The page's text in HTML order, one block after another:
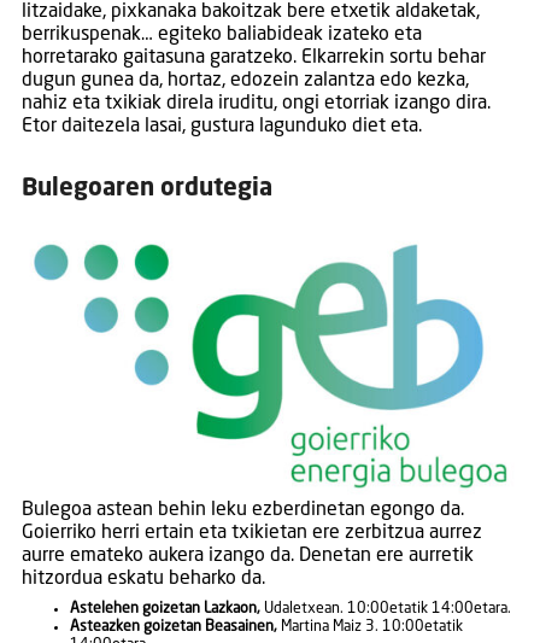
litzaidake, pixkanaka bakoitzak bere etxetik aldaketak,
berrikuspenak… egiteko baliabideak izateko eta
horretarako gaitasuna garatzeko. Elkarrekin sortu behar
dugun gunea da, hortaz, edozein zalantza edo kezka,
nahiz eta txikiak direla iruditu, ongi etorriak izango dira.
Etor daitezela lasai, gustura lagunduko diet eta.
Bulegoaren ordutegia
Bulegoa astean behin leku ezberdinetan egongo da.
Goierriko herri ertain eta txikietan ere zerbitzua aurrez
aurre emateko aukera izango da. Denetan ere aurretik
hitzordua eskatu beharko da.
Astelehen goizetan Lazkaon,Udaletxean. 10:00etatik 14:00etara.
Asteazken goizetan Beasainen,Martina Maiz 3. 10:00etatik